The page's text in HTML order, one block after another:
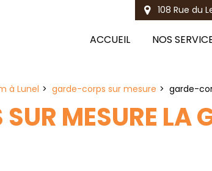
108 Rue du
ACCUEIL NOS
à Lunel garde-corps sur mesure garde-
MESURE LA